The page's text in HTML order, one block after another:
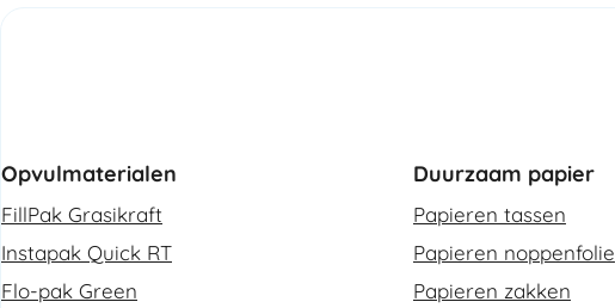
Opvulmaterialen
FillPak Grasikraft
Instapak Quick RT
Flo-pak Green
Duurzaam papier
Papieren tassen
Papieren noppenfolie
Papieren zakken